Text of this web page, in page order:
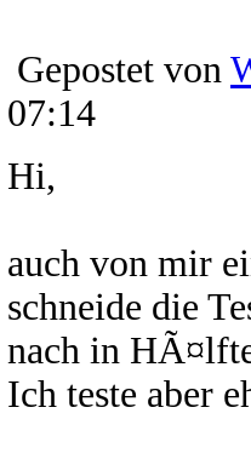
Gepostet von
07:14
Hi,
auch von mir
schneide die
nach in
Ich teste aber